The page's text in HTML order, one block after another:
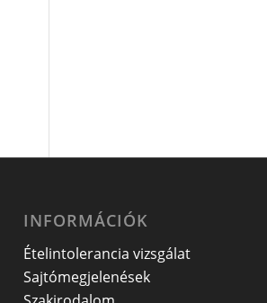
INFORMÁCIÓK
Ételintolerancia vizsgálat
Sajtómegjelenések